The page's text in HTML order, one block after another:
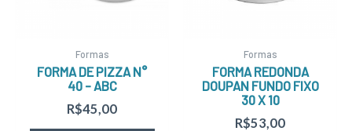
Formas
FORMA DE PIZZA N°
40 – ABC
R$45,00
Formas
FORMA REDONDA
DOUPAN FUNDO FIXO
30 X 10
R$53,00